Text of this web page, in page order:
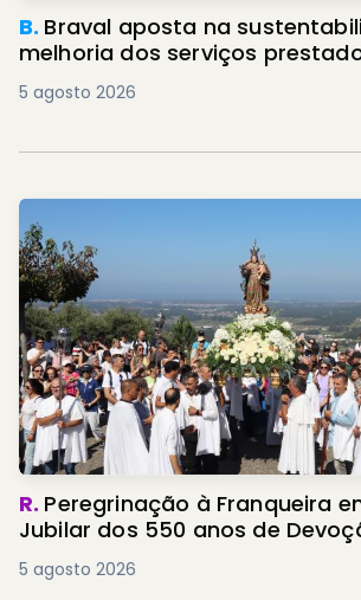
B. Braval aposta na
melhoria dos serviços
5 agosto 2026
R. Peregrinação à Franqueira
Jubilar dos 550 anos de
5 agosto 2026